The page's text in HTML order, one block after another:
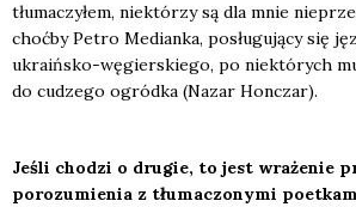
tłu­ma­czy­łem, nie­któ­rzy są dla mnie
choć­by Petro Median­ka, posłu­gu­ją­cy się
ukra­iń­sko-węgier­skie­go, po nie­któ­rych
do cudze­go ogród­ka (Nazar Hon­czar).
Jeśli cho­dzi o dru­gie, to jest wra­że­nie
poro­zu­mie­nia z tłu­ma­czo­ny­mi